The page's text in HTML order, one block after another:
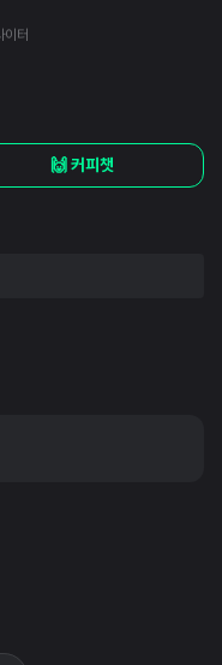
이터
🙌 커피챗